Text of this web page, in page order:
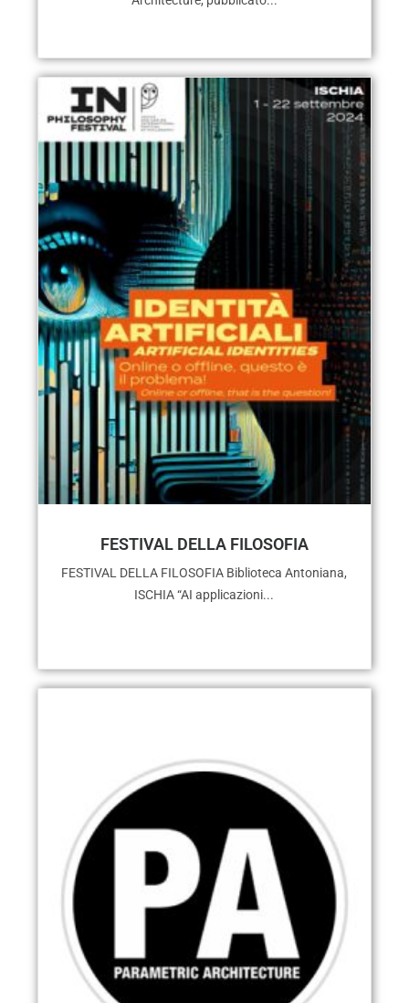
FESTIVAL DELLA FILOSOFIA
FESTIVAL DELLA FILOSOFIA Biblioteca Antoniana,
ISCHIA “AI applicazioni...